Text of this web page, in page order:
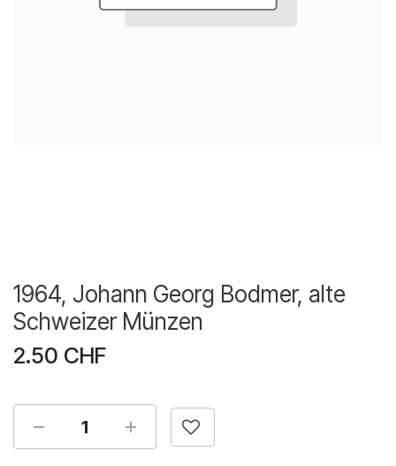
1964, Johann Georg Bodmer, alte
Schweizer Münzen
2.50 CHF